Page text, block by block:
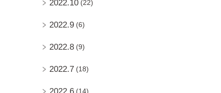
2022.10 (22)
2022.9 (6)
2022.8 (9)
2022.7 (18)
(14)